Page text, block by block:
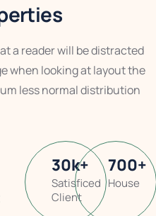
a reader will be distracted
when looking at layout the
less normal distribution
30k+
Satisficed
Client
700+
House